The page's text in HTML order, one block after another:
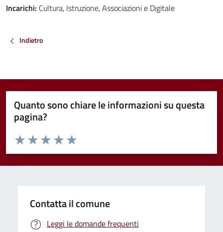
Incarichi: Cultura, Istruzione, Associazioni e Digitale
Indietro
Quanto sono chiare le informazioni su questa
pagina?
Valuta da 1 a 5 stelle la pagina
Valuta 5 stelle su 5
Valuta 4 stelle su 5
Valuta 3 stelle su 5
Valuta 2 stelle su 5
Valuta 1 stelle su 5
Contatta il comune
Leggi le domande frequenti